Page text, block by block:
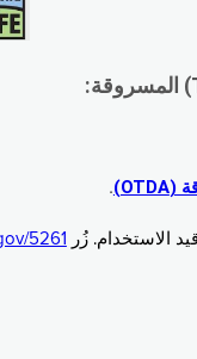
.
5261